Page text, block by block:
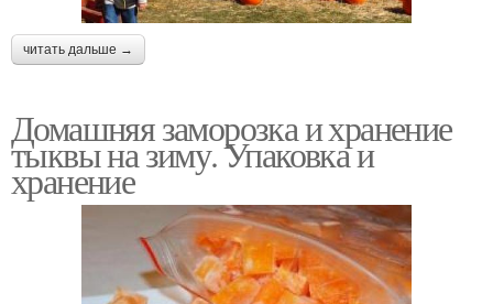
читать дальше →
Домашняя заморозка и хранение
тыквы на зиму. Упаковка и
хранение